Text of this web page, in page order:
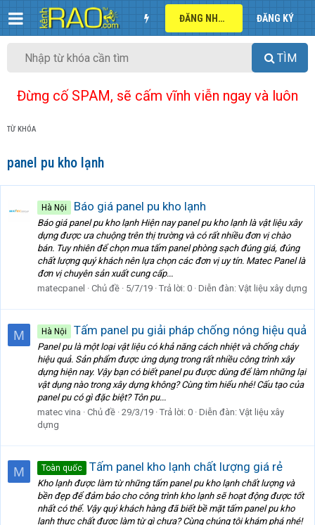
ĐĂNG NHẬP ĐĂNG KÝ
TÌM
Đừng cố SPAM, sẽ cấm vĩnh viễn ngay và luôn
TỪ KHÓA
panel pu kho lạnh
Hà Nội Báo giá panel pu kho lạnh
Báo giá panel pu kho lạnh Hiện nay panel pu kho lạnh là vật liệu xây
dựng được ưa chuộng trên thị trường và có rất nhiều đơn vị chào
bán. Tuy nhiên để chọn mua tấm panel phòng sạch đúng giá, đúng
chất lượng quý khách nên lựa chọn các đơn vị uy tín. Matec Panel là
đơn vị chuyên sản xuất cung cấp...
matecpanel
Chủ đề 5/7/19 Trả lời: 0 Diễn đàn: Vật liệu xây dựng
M Hà Nội Tấm panel pu giải pháp chống nóng hiệu quả
Panel pu là một loại vật liệu có khả năng cách nhiệt và chống cháy
hiệu quả. Sản phẩm được ứng dụng trong rất nhiều công trình xây
dựng hiện nay. Vậy bạn có biết panel pu được dùng để làm những lại
vật dụng nào trong xây dựng không? Cùng tìm hiểu nhé! Cấu tạo của
panel pu có gì đặc biệt? Tôn pu...
matec vina
Chủ đề 29/3/19 Trả lời: 0 Diễn đàn: Vật liệu xây
dựng
M Toàn quốc Tấm panel kho lạnh chất lượng giá rẻ
Kho lạnh được làm từ những tấm panel pu kho lạnh chất lượng và
bền đẹp để đảm bảo cho công trình kho lạnh sẽ hoạt động được tốt
nhất có thể. Vậy quý khách hàng đã biết bề mặt tấm panel pu kho
lạnh thực chất được làm từ gì chưa? Cùng chúng tôi khám phá nhé!